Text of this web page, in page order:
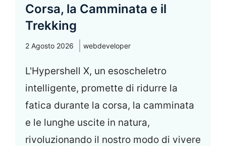
Corsa, la Camminata e il
Trekking
2 Agosto 2026 webdeveloper
L'Hypershell X, un esoscheletro
intelligente, promette di ridurre la
fatica durante la corsa, la camminata
e le lunghe uscite in natura,
rivoluzionando il nostro modo di vivere